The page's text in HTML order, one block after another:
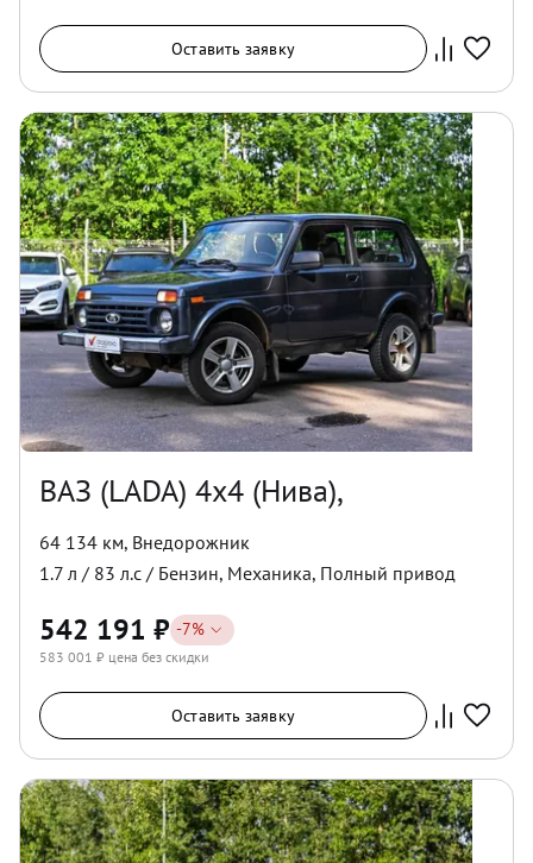
Оставить заявку
ВАЗ (LADA) 4x4 (Нива),
64 134 км, Внедорожник
1.7 л / 83 л.с / Бензин, Механика, Полный привод
542 191 ₽ -7%
583 001 ₽ цена без скидки
Оставить заявку